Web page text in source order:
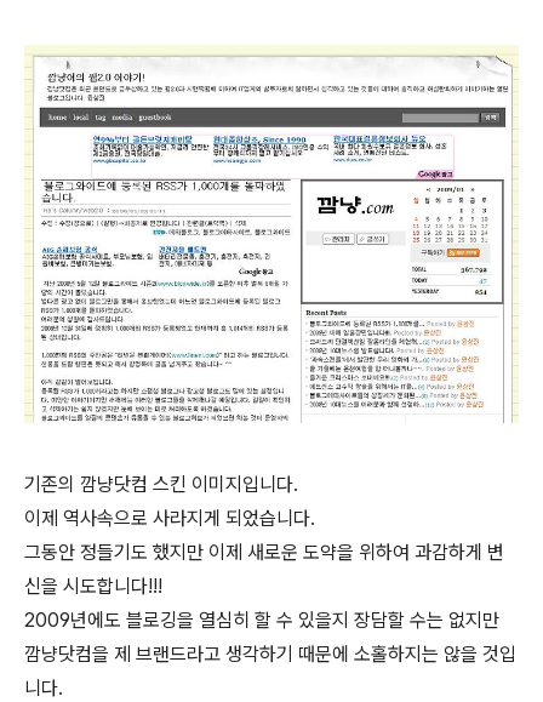
기존의 깜냥닷컴 스킨 이미지입니다.
이제 역사속으로 사라지게 되었습니다.
그동안 정들기도 했지만 이제 새로운 도약을 위하여 과감하게 변
신을 시도합니다!!!
2009년에도 블로깅을 열심히 할 수 있을지 장담할 수는 없지만
깜냥닷컴을 제 브랜드라고 생각하기 때문에 소홀하지는 않을 것입
니다.